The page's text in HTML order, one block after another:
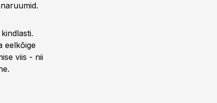
eelkõige
viis - nii